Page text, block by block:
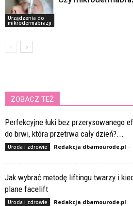
Urządzenia do
mikrodermabrazji
ZOBACZ TEŻ
Perfekcyjne łuki bez przerysowanego
do brwi, która przetrwa cały dzień?...
Uroda i zdrowie Redakcja dbamourode.pl -
Jak wybrać metodę liftingu twarzy i
plane facelift
Uroda i zdrowie Redakcja dbamourode.pl -